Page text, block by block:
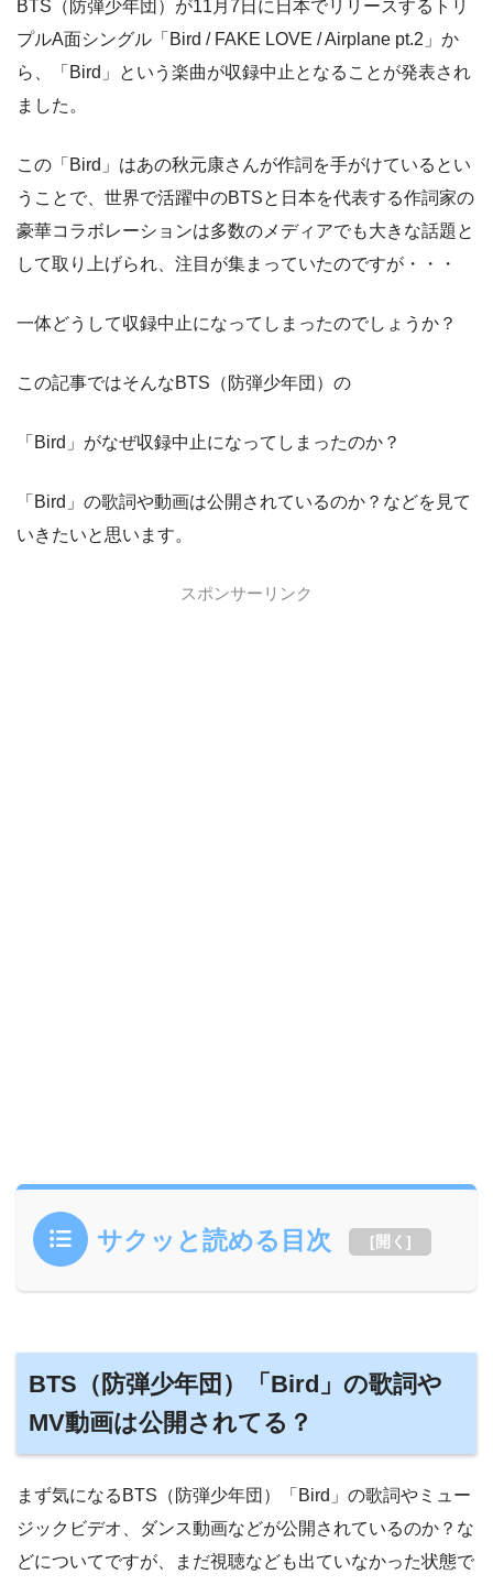
BTS（防弾少年団）が11月7日に日本でリリースするトリ
プルA面シングル「Bird / FAKE LOVE / Airplane pt.2」か
ら、「Bird」という楽曲が収録中止となることが発表され
ました。
この「Bird」はあの秋元康さんが作詞を手がけているとい
うことで、世界で活躍中のBTSと日本を代表する作詞家の
豪華コラボレーションは多数のメディアでも大きな話題と
して取り上げられ、注目が集まっていたのですが・・・
一体どうして収録中止になってしまったのでしょうか？
この記事ではそんなBTS（防弾少年団）の
「Bird」がなぜ収録中止になってしまったのか？
「Bird」の歌詞や動画は公開されているのか？などを見て
いきたいと思います。
スポンサーリンク
サクッと読める目次 [開く ]
BTS（防弾少年団）「Bird」の歌詞や
MV動画は公開されてる？
まず気になるBTS（防弾少年団）「Bird」の歌詞やミュー
ジックビデオ、ダンス動画などが公開されているのか？な
どについてですが、まだ視聴なども出ていなかった状態で